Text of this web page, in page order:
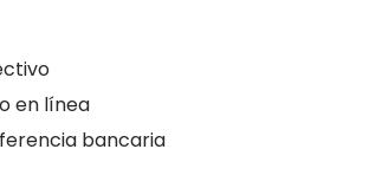
en línea
bancaria